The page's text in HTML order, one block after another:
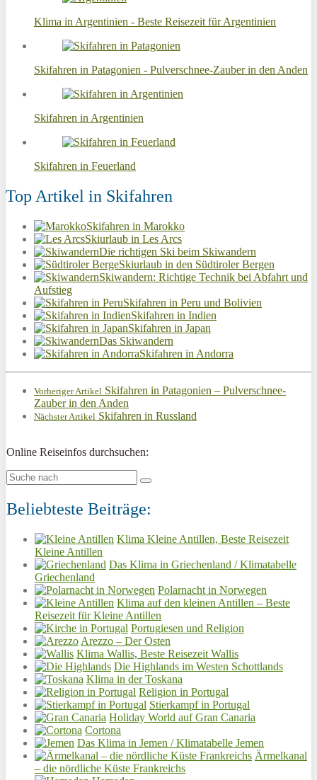
Klima in Argentinien - Beste Reisezeit für Argentinien
Skifahren in Patagonien - Pulverschnee-Zauber in den Anden
Skifahren in Argentinien
Skifahren in Feuerland
Top Artikel in Skifahren
Skifahren in Marokko
Skiurlaub in Les Arcs
Die richtigen Ski beim Skiwandern
Skiurlaub in den Südtiroler Bergen
Skiwandern: Richtige Technik bei Abfahrt und
Aufstieg
Skifahren in Peru und Bolivien
Skifahren in Indien
Skifahren in Japan
Das Skiwandern
Skifahren in Andorra
Vorheriger Artikel Skifahren in Patagonien – Pulverschnee-
Zauber in den Anden
Nächster Artikel Skifahren in Russland
Online Reiseinfos durchsuchen:
Beliebteste Beiträge:
Klima Kleine Antillen, Beste Reisezeit
Kleine Antillen
Das Klima in Griechenland / Klimatabelle
Griechenland
Polarnacht in Norwegen
Klima auf den kleinen Antillen – Beste
Reisezeit für Kleine Antillen
Portugiesen und Religion
Arezzo – Der Osten
Klima Wallis, Beste Reisezeit Wallis
Die Highlands im Westen Schottlands
Klima in der Toskana
Religion in Portugal
Stierkampf in Portugal
Holiday World auf Gran Canaria
Cortona
Das Klima in Jemen / Klimatabelle Jemen
Ärmelkanal
– die nördliche Küste Frankreichs